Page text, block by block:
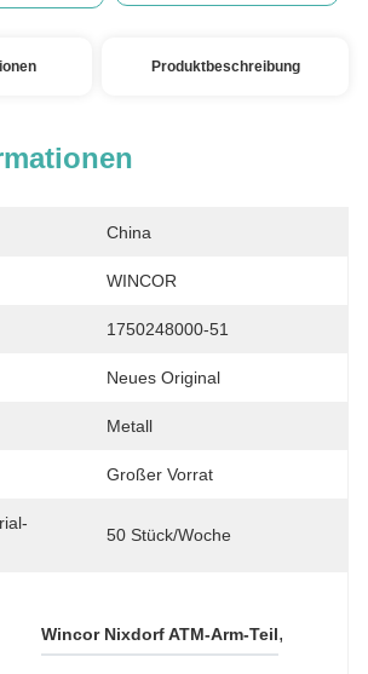
Produktbeschreibung
China
WINCOR
1750248000-51
Neues Original
Metall
Großer Vorrat
50 Stück/Woche
Wincor Nixdorf ATM-Arm-Teil,